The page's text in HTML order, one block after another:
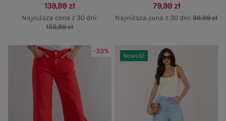
139,99 zł
Najniższa cena z 30 dni:
159,99 zł
79,99 zł
Najniższa cena z 30 dni:99,99 zł
-33%
Nowość